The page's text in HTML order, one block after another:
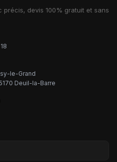
précis, devis 100% gratuit et sans
le-Grand
Deuil-la-Barre